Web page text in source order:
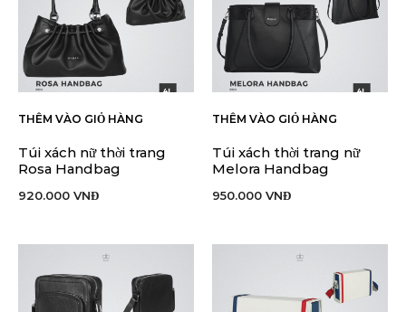
THÊM VÀO GIỎ HÀNG
Túi xách nữ thời trang
Rosa Handbag
920.000 VNĐ
THÊM VÀO GIỎ HÀNG
Túi xách thời trang nữ
Melora Handbag
950.000 VNĐ